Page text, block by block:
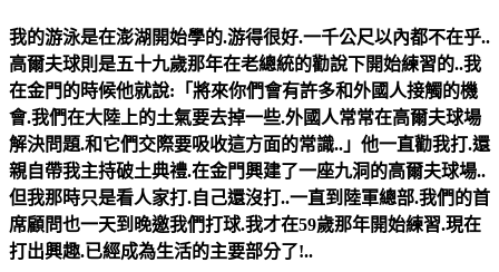
我的游泳是在澎湖開始學的.游得很好.一千公尺以內都不在乎..
高爾夫球則是五十九歲那年在老總統的勸說下開始練習的..我
在金門的時候他就說:「將來你們會有許多和外國人接觸的機
會.我們在大陸上的土氣要去掉一些.外國人常常在高爾夫球場
解決問題.和它們交際要吸收這方面的常識..」他一直勸我打.還
親自帶我主持破土典禮.在金門興建了一座九洞的高爾夫球場..
但我那時只是看人家打.自己還沒打..一直到陸軍總部.我們的首
席顧問也一天到晚邀我們打球.我才在59歲那年開始練習.現在
打出興趣.已經成為生活的主要部分了!..